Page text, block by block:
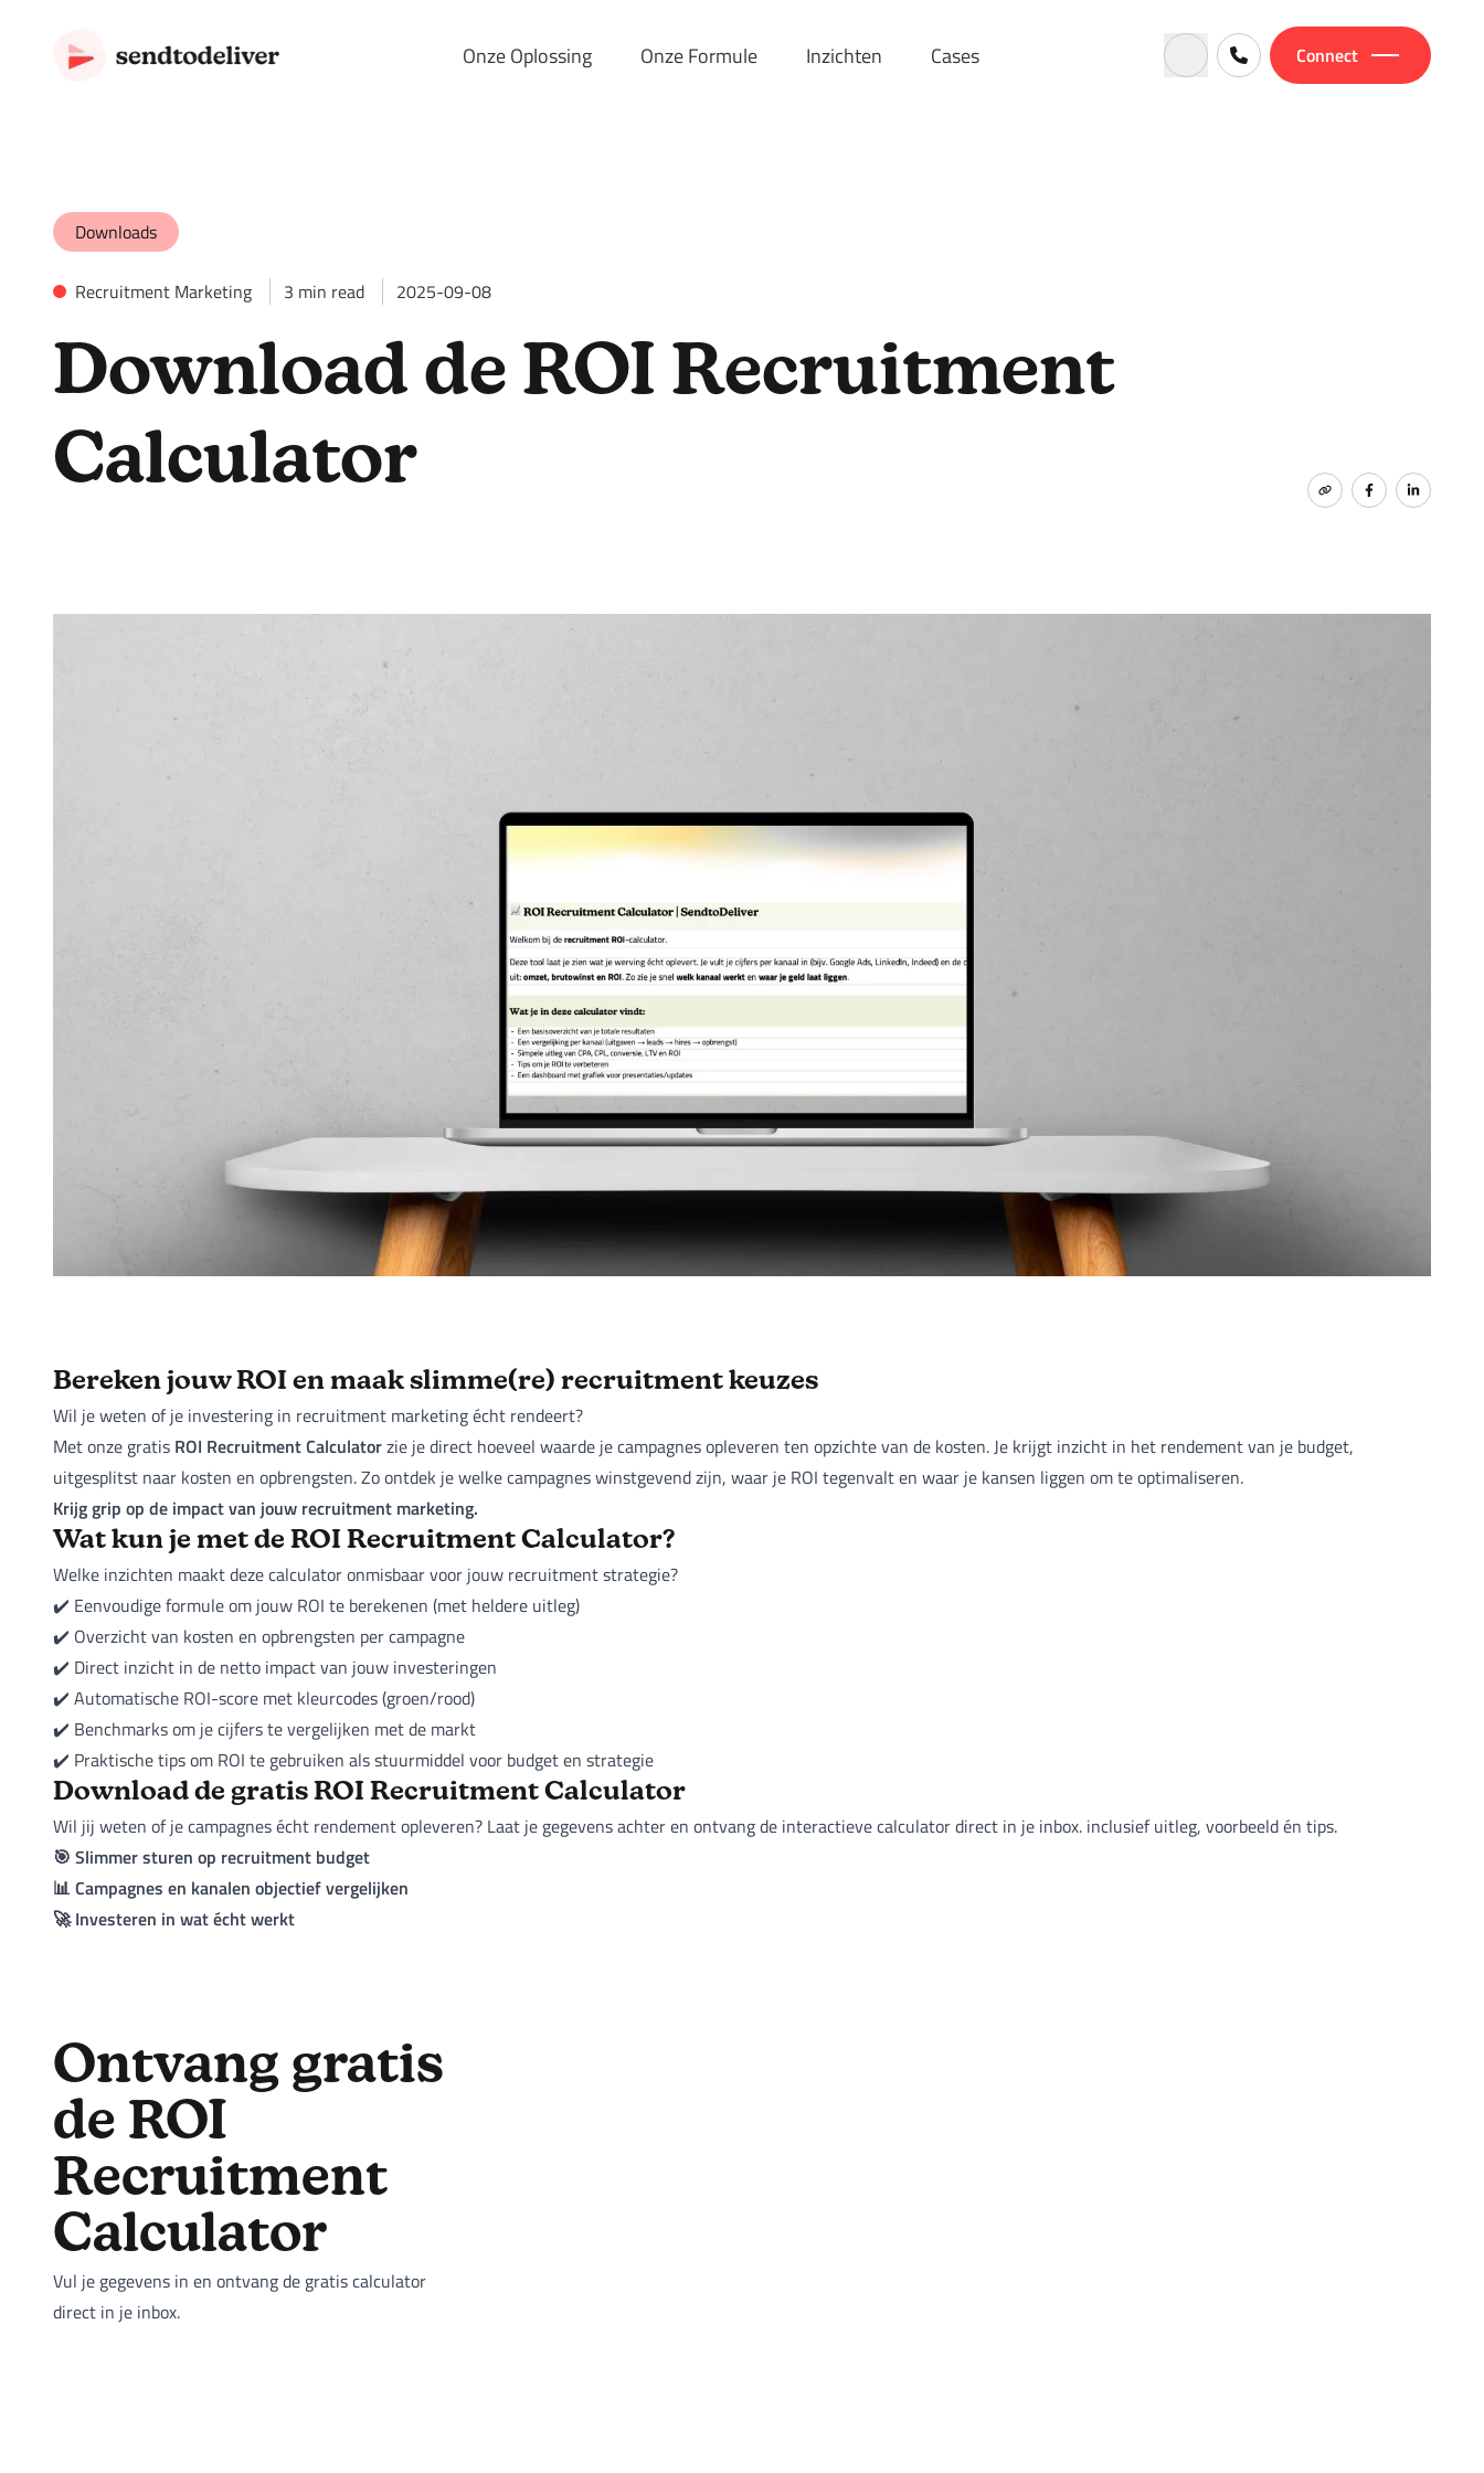
Onze Oplossing Onze Formule Inzichten Cases Connect
Downloads
Recruitment Marketing 3 min read 2025-09-08
Download de ROI Recruitment
Calculator
Bereken jouw ROI en maak slimme(re) recruitment keuzes
Wil je weten of je investering in recruitment marketing écht rendeert?
Met onze gratis ROI Recruitment Calculatorzie je direct hoeveel waarde je campagnes opleveren ten opzichte van de kosten. Je krijgt inzicht in het rendement van je budget,
uitgesplitst naar kosten en opbrengsten. Zo ontdek je welke campagnes winstgevend zijn, waar je ROI tegenvalt en waar je kansen liggen om te optimaliseren.
Krijg grip op de impact van jouw recruitment marketing.
Wat kun je met de ROI Recruitment Calculator?
Welke inzichten maakt deze calculator onmisbaar voor jouw recruitment strategie?
✔️ Eenvoudige formule om jouw ROI te berekenen (met heldere uitleg)
✔️ Overzicht van kosten en opbrengsten per campagne
✔️ Direct inzicht in de netto impact van jouw investeringen
✔️ Automatische ROI-score met kleurcodes (groen/rood)
✔️ Benchmarks om je cijfers te vergelijken met de markt
✔️ Praktische tips om ROI te gebruiken als stuurmiddel voor budget en strategie
Download de gratis ROI Recruitment Calculator
Wil jij weten of je campagnes écht rendement opleveren? Laat je gegevens achter en ontvang de interactieve calculator direct in je inbox. inclusief uitleg, voorbeeld én tips.
🎯 Slimmer sturen op recruitment budget
📊 Campagnes en kanalen objectief vergelijken
🚀 Investeren in wat écht werkt
Ontvang gratis
de ROI
Recruitment
Calculator
Vul je gegevens in en ontvang de gratis calculator
direct in je inbox.